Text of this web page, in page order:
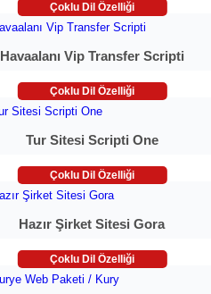
Çoklu Dil Özelliği
Havaalanı Vip Transfer Scripti
Çoklu Dil Özelliği
Tur Sitesi Scripti One
Çoklu Dil Özelliği
Hazır Şirket Sitesi Gora
Çoklu Dil Özelliği